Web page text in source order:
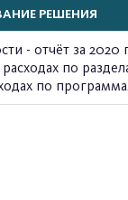
РЕШЕНИЯ
- отчёт за 2020
по
по